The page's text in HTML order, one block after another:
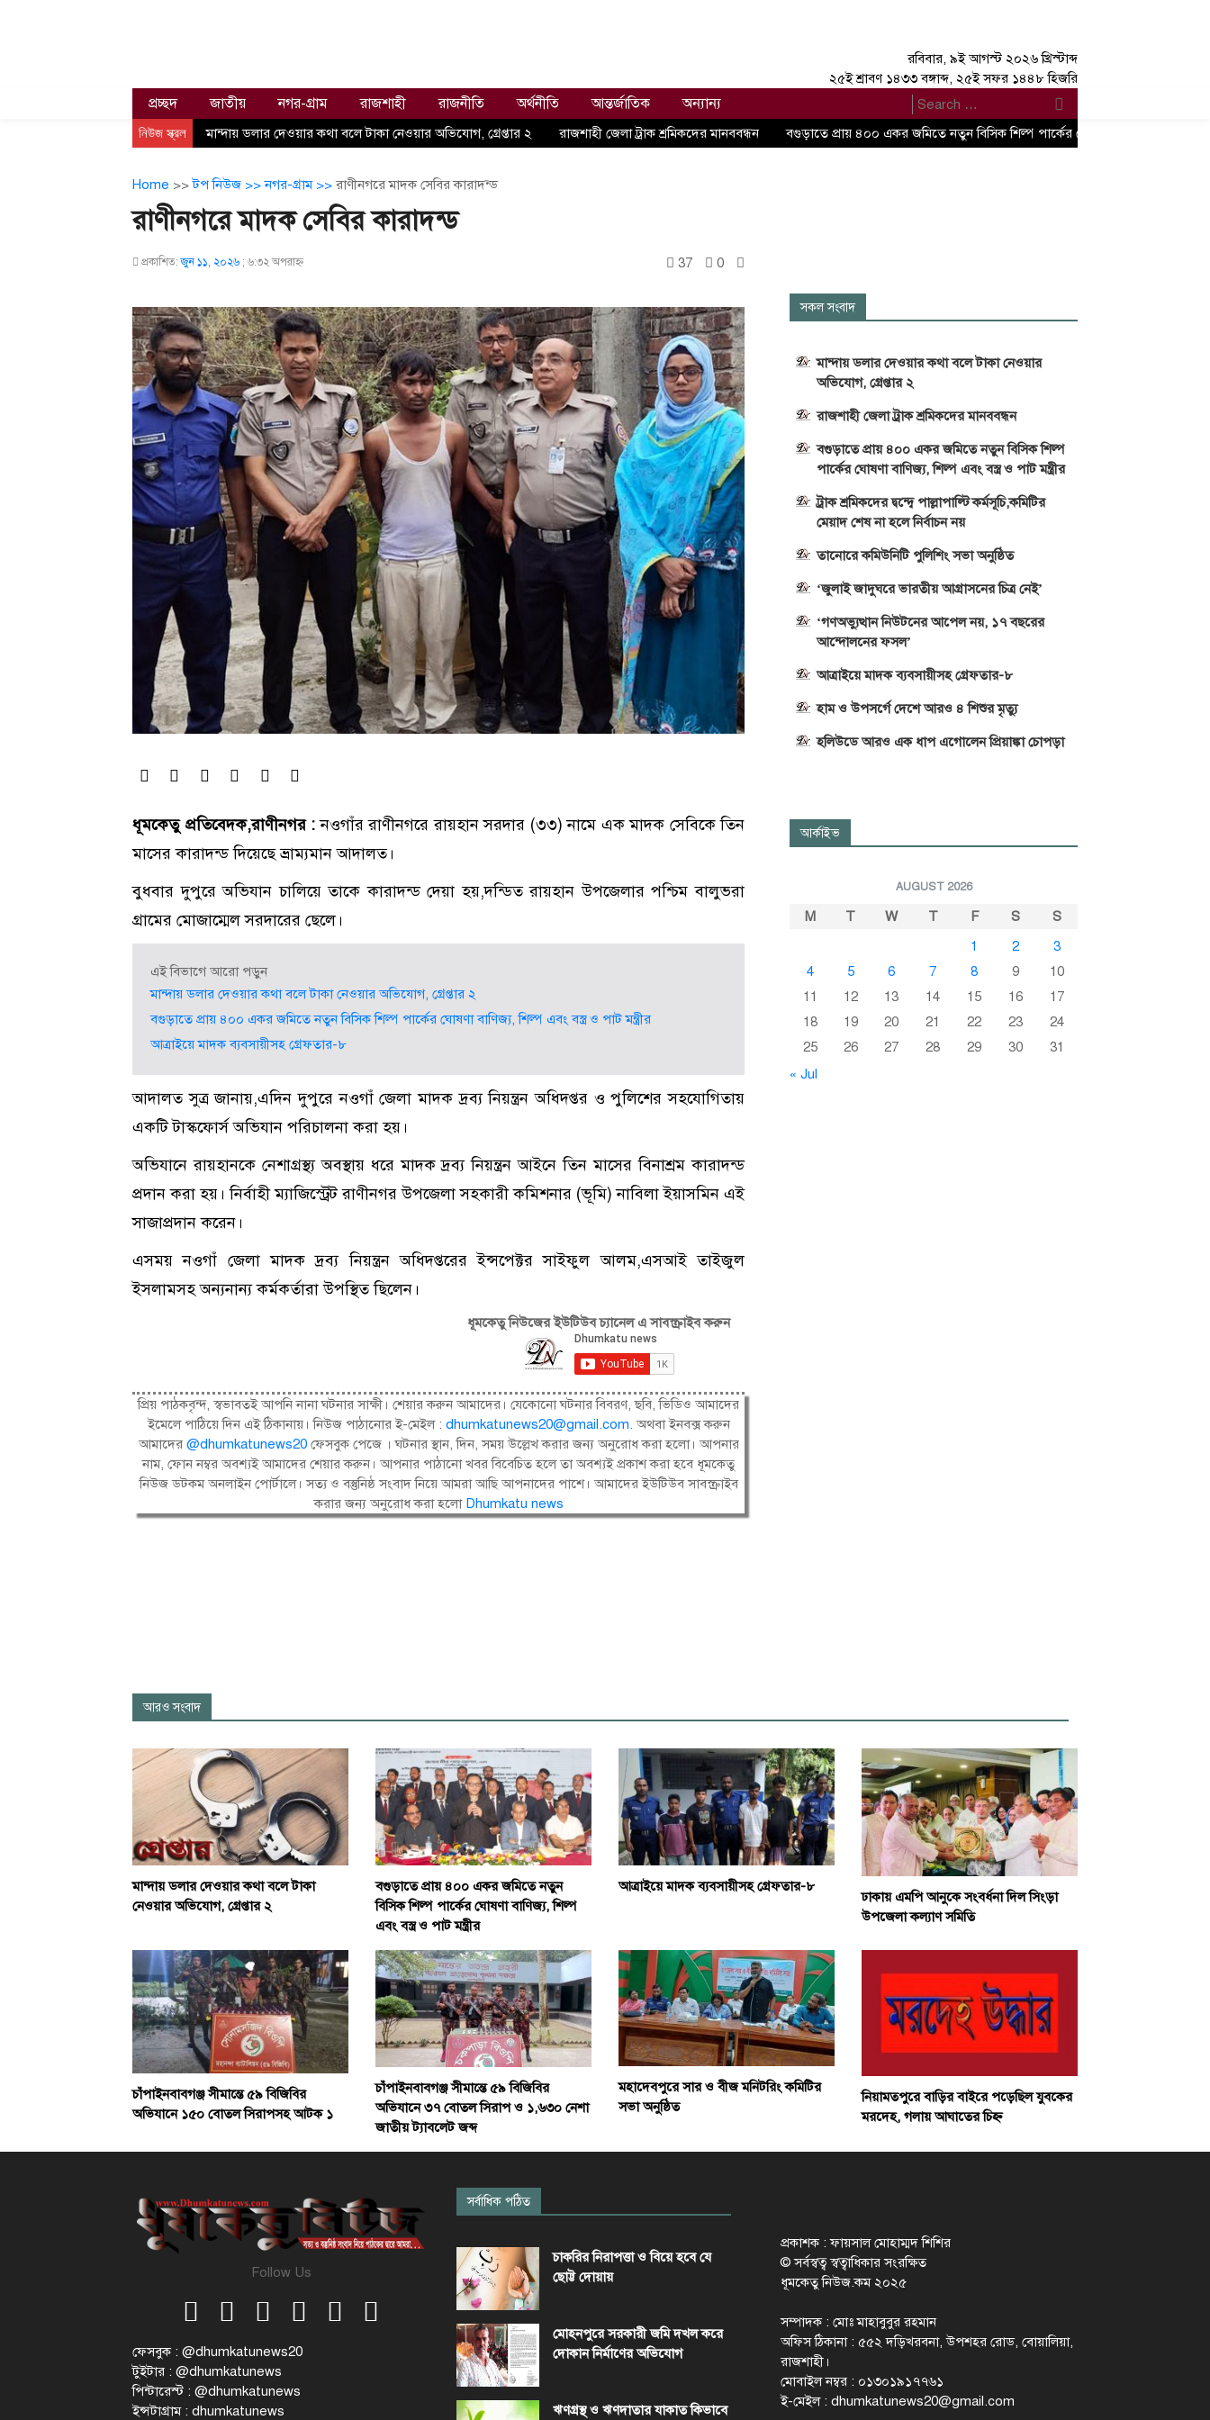
রবিবার, ৯ই আগস্ট ২০২৬ খ্রিস্টাব্দ
২৫ই শ্রাবণ ১৪৩৩ বঙ্গাব্দ, ২৫ই সফর ১৪৪৮ হিজরি
প্রচ্ছদ জাতীয় নগর-গ্রাম রাজশাহী রাজনীতি অর্থনীতি আন্তর্জাতিক অন্যান্য
নিউজ স্ক্রল মান্দায় ডলার দেওয়ার কথা বলে টাকা নেওয়ার অভিযোগ, গ্রেপ্তার ২ রাজশাহী জেলা ট্রাক শ্রমিকদের মানববন্ধন বগুড়াতে প্রায় ৪০০ একর জমিতে নতুন বিসিক শিল্প পার্কের ঘোষণা বাণিজ্য, শিল্প এবং
Home >>টপ নিউজ >>নগর-গ্রাম >> রাণীনগরে মাদক সেবির কারাদন্ড
রাণীনগরে মাদক সেবির কারাদন্ড
প্রকাশিত:জুন ১১, ২০২৬ ; ৬:৩২ অপরাহ্ণ 37 0
ধূমকেতু প্রতিবেদক,রাণীনগর :নওগাঁর রাণীনগরে রায়হান সরদার (৩৩) নামে এক মাদক সেবিকে তিন
মাসের কারাদন্ড দিয়েছে ভ্রাম্যমান আদালত।
বুধবার দুপুরে অভিযান চালিয়ে তাকে কারাদন্ড দেয়া হয়,দন্ডিত রায়হান উপজেলার পশ্চিম বালুভরা
গ্রামের মোজাম্মেল সরদারের ছেলে।
এই বিভাগে আরো পড়ুন
মান্দায় ডলার দেওয়ার কথা বলে টাকা নেওয়ার অভিযোগ, গ্রেপ্তার ২
বগুড়াতে প্রায় ৪০০ একর জমিতে নতুন বিসিক শিল্প পার্কের ঘোষণা বাণিজ্য, শিল্প এবং বস্ত্র ও পাট মন্ত্রীর
আত্রাইয়ে মাদক ব্যবসায়ীসহ গ্রেফতার-৮
আদালত সুত্র জানায়,এদিন দুপুরে নওগাঁ জেলা মাদক দ্রব্য নিয়ন্ত্রন অধিদপ্তর ও পুলিশের সহযোগিতায়
একটি টাস্কফোর্স অভিযান পরিচালনা করা হয়।
অভিযানে রায়হানকে নেশাগ্রস্থ্য অবস্থায় ধরে মাদক দ্রব্য নিয়ন্ত্রন আইনে তিন মাসের বিনাশ্রম কারাদন্ড
প্রদান করা হয়। নির্বাহী ম্যাজিস্ট্রেট রাণীনগর উপজেলা সহকারী কমিশনার (ভূমি) নাবিলা ইয়াসমিন এই
সাজাপ্রদান করেন।
এসময় নওগাঁ জেলা মাদক দ্রব্য নিয়ন্ত্রন অধিদপ্তরের ইন্সপেক্টর সাইফুল আলম,এসআই তাইজুল
ইসলামসহ অন্যনান্য কর্মকর্তারা উপস্থিত ছিলেন।
ধূমকেতু নিউজের ইউটিউব চ্যানেল এ সাবস্ক্রাইব করুন
প্রিয় পাঠকবৃন্দ, স্বভাবতই আপনি নানা ঘটনার সাক্ষী। শেয়ার করুন আমাদের। যেকোনো ঘটনার বিবরণ, ছবি, ভিডিও আমাদের
ইমেলে পাঠিয়ে দিন এই ঠিকানায়। নিউজ পাঠানোর ই-মেইল : dhumkatunews20@gmail.com. অথবা ইনবক্স করুন
আমাদের@dhumkatunews20 ফেসবুক পেজে । ঘটনার স্থান, দিন, সময় উল্লেখ করার জন্য অনুরোধ করা হলো। আপনার
নাম, ফোন নম্বর অবশ্যই আমাদের শেয়ার করুন। আপনার পাঠানো খবর বিবেচিত হলে তা অবশ্যই প্রকাশ করা হবে ধূমকেতু
নিউজ ডটকম অনলাইন পোর্টালে। সত্য ও বস্তুনিষ্ঠ সংবাদ নিয়ে আমরা আছি আপনাদের পাশে। আমাদের ইউটিউব সাবস্ক্রাইব
করার জন্য অনুরোধ করা হলো Dhumkatu news
সকল সংবাদ
মান্দায় ডলার দেওয়ার কথা বলে টাকা নেওয়ার
অভিযোগ, গ্রেপ্তার ২
রাজশাহী জেলা ট্রাক শ্রমিকদের মানববন্ধন
বগুড়াতে প্রায় ৪০০ একর জমিতে নতুন বিসিক শিল্প
পার্কের ঘোষণা বাণিজ্য, শিল্প এবং বস্ত্র ও পাট মন্ত্রীর
ট্রাক শ্রমিকদের দ্বন্দ্বে পাল্লাপাল্টি কর্মসূচি,কমিটির
মেয়াদ শেষ না হলে নির্বাচন নয়
তানোরে কমিউনিটি পুলিশিং সভা অনুষ্ঠিত
‘জুলাই জাদুঘরে ভারতীয় আগ্রাসনের চিত্র নেই’
‘গণঅভ্যুত্থান নিউটনের আপেল নয়, ১৭ বছরের
আন্দোলনের ফসল’
আত্রাইয়ে মাদক ব্যবসায়ীসহ গ্রেফতার-৮
হাম ও উপসর্গে দেশে আরও ৪ শিশুর মৃত্যু
হলিউডে আরও এক ধাপ এগোলেন প্রিয়াঙ্কা চোপড়া
আর্কাইভ
AUGUST 2026
M T W T F S
S
1
2
3
4
5 6 7 8 9
10
11
12 13 14 15 16
17
18
19 20 21 22 23
24
25
26 27 28 29 30
31
« Jul
আরও সংবাদ
মান্দায় ডলার দেওয়ার কথা বলে টাকা
নেওয়ার অভিযোগ, গ্রেপ্তার ২
বগুড়াতে প্রায় ৪০০ একর জমিতে নতুন
বিসিক শিল্প পার্কের ঘোষণা বাণিজ্য, শিল্প
এবং বস্ত্র ও পাট মন্ত্রীর
আত্রাইয়ে মাদক ব্যবসায়ীসহ গ্রেফতার-৮
ঢাকায় এমপি আনুকে সংবর্ধনা দিল সিংড়া
উপজেলা কল্যাণ সমিতি
চাঁপাইনবাবগঞ্জ সীমান্তে ৫৯ বিজিবির
অভিযানে ১৫০ বোতল সিরাপসহ আটক ১
চাঁপাইনবাবগঞ্জ সীমান্তে ৫৯ বিজিবির
অভিযানে ৩৭ বোতল সিরাপ ও ১,৬৩০ নেশা
জাতীয় ট্যাবলেট জব্দ
মহাদেবপুরে সার ও বীজ মনিটরিং কমিটির
সভা অনুষ্ঠিত
নিয়ামতপুরে বাড়ির বাইরে পড়েছিল যুবকের
মরদেহ, গলায় আঘাতের চিহ্ন
Follow Us
ফেসবুক : @dhumkatunews20
টুইটার : @dhumkatunews
পিন্টারেস্ট : @dhumkatunews
ইন্সটাগ্রাম : dhumkatunews
সর্বাধিক পঠিত
চাকরির নিরাপত্তা ও বিয়ে হবে যে
ছোট্ট দোয়ায়
মোহনপুরে সরকারী জমি দখল করে
দোকান নির্মাণের অভিযোগ
ঋণগ্রস্থ ও ঋণদাতার যাকাত কিভাবে
প্রকাশক : ফায়সাল মোহাম্মদ শিশির
© সর্বস্বত্ব স্বত্বাধিকার সংরক্ষিত
ধূমকেতু নিউজ.কম ২০২৫
সম্পাদক : মোঃ মাহাবুবুর রহমান
অফিস ঠিকানা : ৫৫২ দড়িখরবনা, উপশহর রোড, বোয়ালিয়া,
রাজশাহী।
মোবাইল নম্বর : ০১৩০১৯১৭৭৬১
ই-মেইল : dhumkatunews20@gmail.com